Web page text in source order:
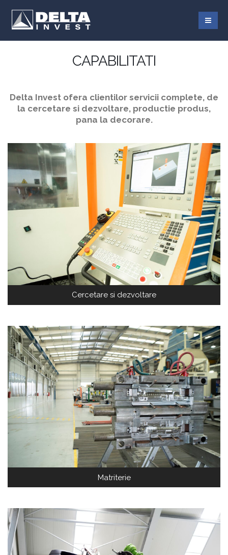
CAPABILITATI
Delta Invest ofera clientilor servicii complete, de
la cercetare si dezvoltare, productie produs,
pana la decorare.
Cercetare si dezvoltare
Matriterie